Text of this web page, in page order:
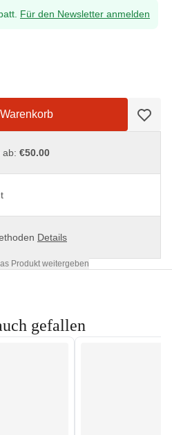
Für den Newsletter anmelden
ab: €50.00
Details
Produkt weitergeben
gefallen